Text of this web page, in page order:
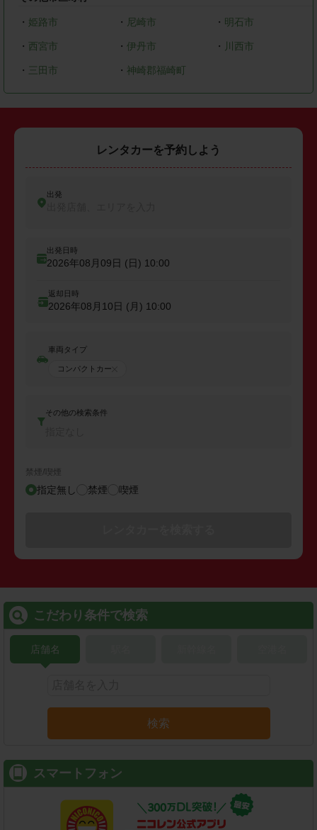
・ 姫路市 ・ 尼崎市 ・ 明石市
・ 西宮市 ・ 伊丹市 ・ 川西市
・ 三田市 ・ 神崎郡福崎町
レンタカーを予約しよう
出発
出発日時
2026年08月09日 (日) 10:00
返却日時
2026年08月10日 (月) 10:00
車両タイプ
コンパクトカー
その他の検索条件
禁煙/喫煙
指定無し 禁煙 喫煙
こだわり条件で検索
店舗名
検索
スマートフォン